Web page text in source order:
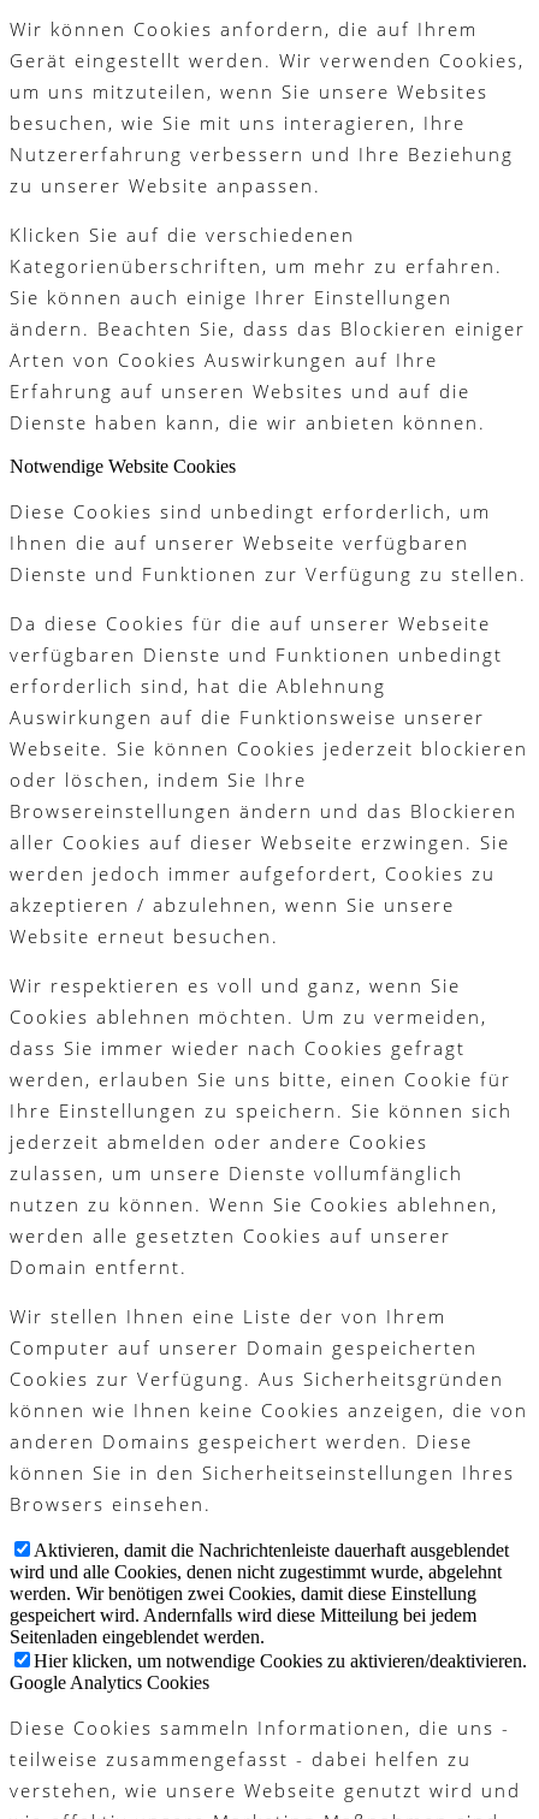
Wir können Cookies anfordern, die auf Ihrem
Gerät eingestellt werden. Wir verwenden Cookies,
um uns mitzuteilen, wenn Sie unsere Websites
besuchen, wie Sie mit uns interagieren, Ihre
Nutzererfahrung verbessern und Ihre Beziehung
zu unserer Website anpassen.
Klicken Sie auf die verschiedenen
Kategorienüberschriften, um mehr zu erfahren.
Sie können auch einige Ihrer Einstellungen
ändern. Beachten Sie, dass das Blockieren einiger
Arten von Cookies Auswirkungen auf Ihre
Erfahrung auf unseren Websites und auf die
Dienste haben kann, die wir anbieten können.
Notwendige Website Cookies
Diese Cookies sind unbedingt erforderlich, um
Ihnen die auf unserer Webseite verfügbaren
Dienste und Funktionen zur Verfügung zu stellen.
Da diese Cookies für die auf unserer Webseite
verfügbaren Dienste und Funktionen unbedingt
erforderlich sind, hat die Ablehnung
Auswirkungen auf die Funktionsweise unserer
Webseite. Sie können Cookies jederzeit blockieren
oder löschen, indem Sie Ihre
Browsereinstellungen ändern und das Blockieren
aller Cookies auf dieser Webseite erzwingen. Sie
werden jedoch immer aufgefordert, Cookies zu
akzeptieren / abzulehnen, wenn Sie unsere
Website erneut besuchen.
Wir respektieren es voll und ganz, wenn Sie
Cookies ablehnen möchten. Um zu vermeiden,
dass Sie immer wieder nach Cookies gefragt
werden, erlauben Sie uns bitte, einen Cookie für
Ihre Einstellungen zu speichern. Sie können sich
jederzeit abmelden oder andere Cookies
zulassen, um unsere Dienste vollumfänglich
nutzen zu können. Wenn Sie Cookies ablehnen,
werden alle gesetzten Cookies auf unserer
Domain entfernt.
Wir stellen Ihnen eine Liste der von Ihrem
Computer auf unserer Domain gespeicherten
Cookies zur Verfügung. Aus Sicherheitsgründen
können wie Ihnen keine Cookies anzeigen, die von
anderen Domains gespeichert werden. Diese
können Sie in den Sicherheitseinstellungen Ihres
Browsers einsehen.
Aktivieren, damit die Nachrichtenleiste dauerhaft ausgeblendet
wird und alle Cookies, denen nicht zugestimmt wurde, abgelehnt
werden. Wir benötigen zwei Cookies, damit diese Einstellung
gespeichert wird. Andernfalls wird diese Mitteilung bei jedem
Seitenladen eingeblendet werden.
Hier klicken, um notwendige Cookies zu aktivieren/deaktivieren.
Google Analytics Cookies
Diese Cookies sammeln Informationen, die uns -
teilweise zusammengefasst - dabei helfen zu
verstehen, wie unsere Webseite genutzt wird und